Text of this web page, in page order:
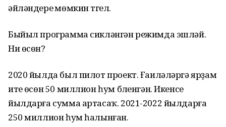
әйләндереү мөмкин түгел.
Быйыл программа сикләнгән режимда эшләй.
Ни өсөн?
2020 йылда был пилот проект. Ғаиләләргә ярҙам
итеү өсөн 50 миллион һум бүленгән. Икенсе
йылдарға сумма артасаҡ. 2021-2022 йылдарға
250 миллион һум һалынған.